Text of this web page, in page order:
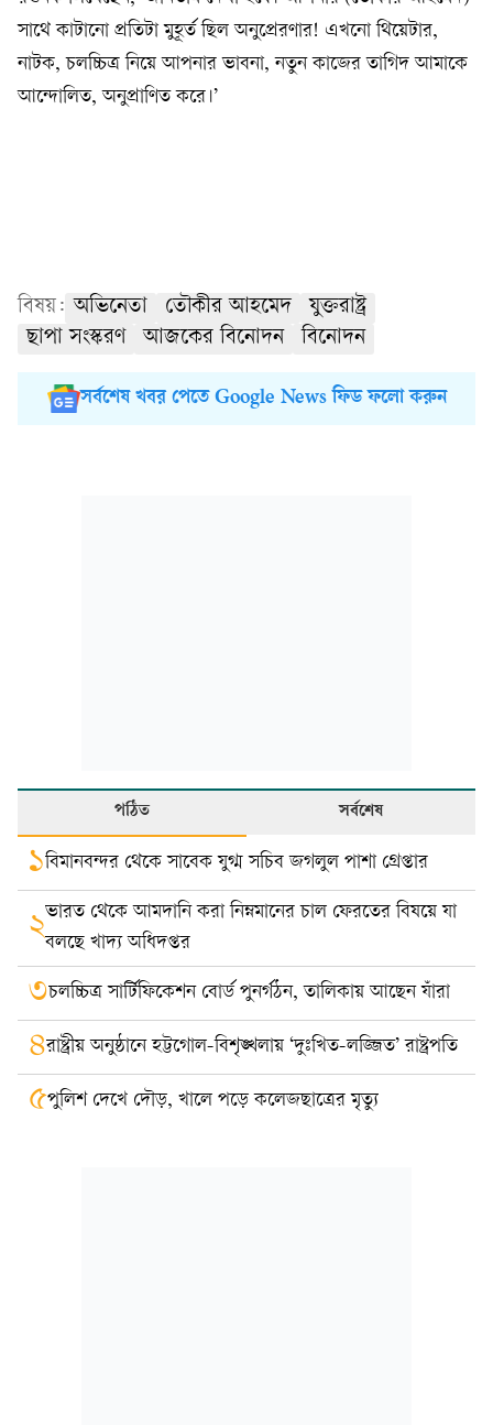
সাথে কাটানো প্রতিটা মুহূর্ত ছিল অনুপ্রেরণার! এখনো থিয়েটার,
নাটক, চলচ্চিত্র নিয়ে আপনার ভাবনা, নতুন কাজের তাগিদ আমাকে
আন্দোলিত, অনুপ্রাণিত করে।’
বিষয়: অভিনেতা তৌকীর আহমেদ
যুক্তরাষ্ট্র
ছাপা সংস্করণ
আজকের বিনোদন বিনোদন
সর্বশেষ খবর পেতে Google News ফিড ফলো করুন
পঠিত সর্বশেষ
১বিমানবন্দর থেকে সাবেক যুগ্ম সচিব জগলুল পাশা গ্রেপ্তার
২ভারত থেকে আমদানি করা নিম্নমানের চাল ফেরতের বিষয়ে যা
বলছে খাদ্য অধিদপ্তর
৩চলচ্চিত্র সার্টিফিকেশন বোর্ড পুনর্গঠন, তালিকায় আছেন যাঁরা
৪রাষ্ট্রীয় অনুষ্ঠানে হট্টগোল-বিশৃঙ্খলায় ‘দুঃখিত-লজ্জিত’ রাষ্ট্রপতি
৫পুলিশ দেখে দৌড়, খালে পড়ে কলেজছাত্রের মৃত্যু